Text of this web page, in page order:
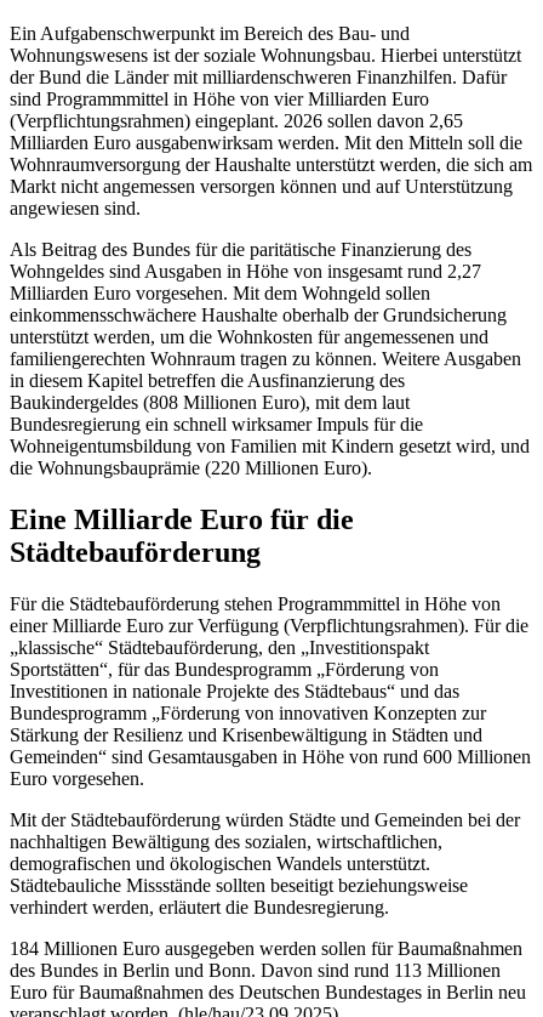
Ein Aufgabenschwerpunkt im Bereich des Bau- und
Wohnungswesens ist der soziale Wohnungsbau. Hierbei unterstützt
der Bund die Länder mit milliardenschweren Finanzhilfen. Dafür
sind Programmmittel in Höhe von vier Milliarden Euro
(Verpflichtungsrahmen) eingeplant. 2026 sollen davon 2,65
Milliarden Euro ausgabenwirksam werden. Mit den Mitteln soll die
Wohnraumversorgung der Haushalte unterstützt werden, die sich am
Markt nicht angemessen versorgen können und auf Unterstützung
angewiesen sind.
Als Beitrag des Bundes für die paritätische Finanzierung des
Wohngeldes sind Ausgaben in Höhe von insgesamt rund 2,27
Milliarden Euro vorgesehen. Mit dem Wohngeld sollen
einkommensschwächere Haushalte oberhalb der Grundsicherung
unterstützt werden, um die Wohnkosten für angemessenen und
familiengerechten Wohnraum tragen zu können. Weitere Ausgaben
in diesem Kapitel betreffen die Ausfinanzierung des
Baukindergeldes (808 Millionen Euro), mit dem laut
Bundesregierung ein schnell wirksamer Impuls für die
Wohneigentumsbildung von Familien mit Kindern gesetzt wird, und
die Wohnungsbauprämie (220 Millionen Euro).
Eine Milliarde Euro für die
Städtebauförderung
Für die Städtebauförderung stehen Programmmittel in Höhe von
einer Milliarde Euro zur Verfügung (Verpflichtungsrahmen). Für die
„klassische“ Städtebauförderung, den „Investitionspakt
Sportstätten“, für das Bundesprogramm „Förderung von
Investitionen in nationale Projekte des Städtebaus“ und das
Bundesprogramm „Förderung von innovativen Konzepten zur
Stärkung der Resilienz und Krisenbewältigung in Städten und
Gemeinden“ sind Gesamtausgaben in Höhe von rund 600 Millionen
Euro vorgesehen.
Mit der Städtebauförderung würden Städte und Gemeinden bei der
nachhaltigen Bewältigung des sozialen, wirtschaftlichen,
demografischen und ökologischen Wandels unterstützt.
Städtebauliche Missstände sollten beseitigt beziehungsweise
verhindert werden, erläutert die Bundesregierung.
184 Millionen Euro ausgegeben werden sollen für Baumaßnahmen
des Bundes in Berlin und Bonn. Davon sind rund 113 Millionen
Euro für Baumaßnahmen des Deutschen Bundestages in Berlin neu